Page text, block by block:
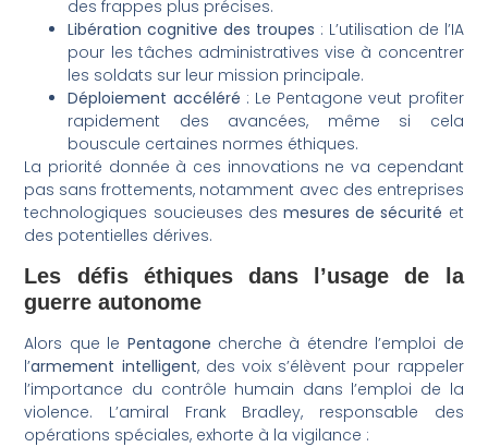
des frappes plus précises.
Libération cognitive des troupes : L’utilisation de l’IA
pour les tâches administratives vise à concentrer
les soldats sur leur mission principale.
Déploiement accéléré : Le Pentagone veut profiter
rapidement des avancées, même si cela
bouscule certaines normes éthiques.
La priorité donnée à ces innovations ne va cependant
pas sans frottements, notamment avec des entreprises
technologiques soucieuses des mesures de sécurité et
des potentielles dérives.
Les défis éthiques dans l’usage de la
guerre autonome
Alors que le Pentagone cherche à étendre l’emploi de
l’armement intelligent, des voix s’élèvent pour rappeler
l’importance du contrôle humain dans l’emploi de la
violence. L’amiral Frank Bradley, responsable des
opérations spéciales, exhorte à la vigilance :